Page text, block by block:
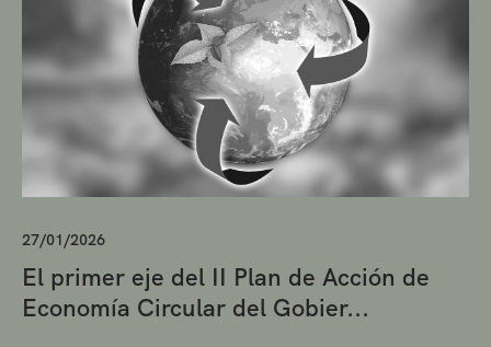
27/01/2026
El primer eje del II Plan de Acción de
Economía Circular del Gobier...